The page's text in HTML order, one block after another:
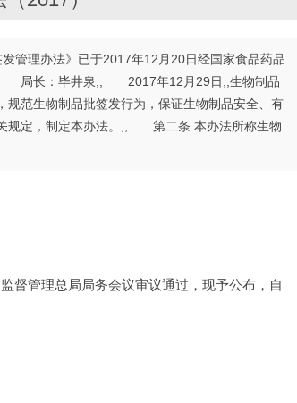
理办法》已于2017年12月20日经国家食品药品
,, 局长：毕井泉,, 2017年12月29日,,生物制品
生物制品批签发行为，保证生物制品安全、有
规定，制定本办法。,, 第二条 本办法所称生物
督管理总局局务会议审议通过，现予公布，自